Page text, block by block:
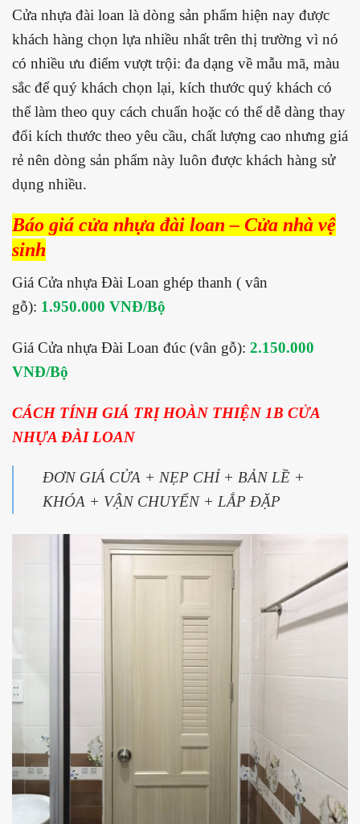
Cửa nhựa đài loan là dòng sản phẩm hiện nay được
khách hàng chọn lựa nhiều nhất trên thị trường vì nó
có nhiều ưu điểm vượt trội: đa dạng về mẫu mã, màu
sắc để quý khách chọn lại, kích thước quý khách có
thể làm theo quy cách chuẩn hoặc có thể dễ dàng thay
đổi kích thước theo yêu cầu, chất lượng cao nhưng giá
rẻ nên dòng sản phẩm này luôn được khách hàng sử
dụng nhiều.
Báo giá cửa nhựa đài loan – Cửa nhà vệ
sinh
Giá Cửa nhựa Đài Loan ghép thanh ( vân
gỗ): 1.950.000 VNĐ/Bộ
Giá Cửa nhựa Đài Loan đúc (vân gỗ): 2.150.000
VNĐ/Bộ
CÁCH TÍNH GIÁ TRỊ HOÀN THIỆN 1B CỬA
NHỰA ĐÀI LOAN
ĐƠN GIÁ CỬA + NẸP CHỈ + BẢN LỀ +
KHÓA + VẬN CHUYỂN + LẮP ĐẶP